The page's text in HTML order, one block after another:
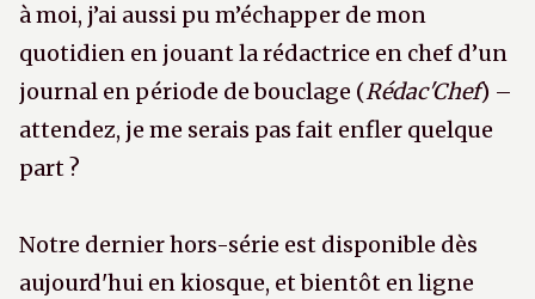
à moi, j’ai aussi pu m’échapper de mon
quotidien en jouant la rédactrice en chef d’un
journal en période de bouclage (Rédac'Chef) –
attendez, je me serais pas fait enfler quelque
part ?
Notre dernier hors-série est disponible dès
aujourd'hui en kiosque, et bientôt en ligne